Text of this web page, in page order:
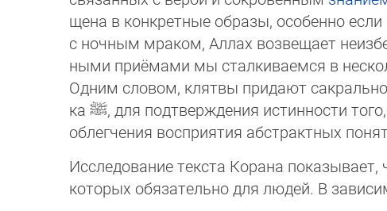
ще­на в конкретные образы, особенно
с ночным мраком, Аллах возвещает
ны­ми приёмами мы сталкиваемся в
Одним словом, клятвы придают
ка ﷺ, для подтверждения истинности
облегчения восприятия абстрактных
Исследование текста Корана
которых обязательно для людей. В